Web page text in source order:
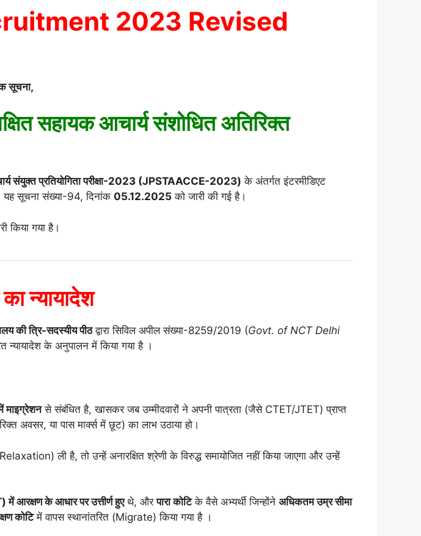
2023 Revised
सूचना,
सहायक आचार्य संशोधित अतिरिक्त
संयुक्त प्रतियोगिता परीक्षा-2023 (JPSTAACCE-2023) के अंतर्गत इंटरमीडिएट
यह सूचना संख्या-94, दिनांक 05.12.2025 को जारी की गई है।
किया गया है।
न्यायादेश
की त्रि-सदस्यीय पीठद्वारा सिविल अपील संख्या-8259/2019 (Govt. of NCT Delhi
न्यायादेश के अनुपालन में किया गया है ।
माइग्रेशनसे संबंधित है, खासकर जब उम्मीदवारों ने अपनी पात्रता (जैसे CTET/JTET) प्राप्त
अवसर, या पास मार्क्स में छूट) का लाभ उठाया हो ।
ली है, तो उन्हें अनारक्षित श्रेणी के विरुद्ध समायोजित नहीं किया जाएगा और उन्हें
आरक्षण के आधार पर उत्तीर्ण हुएथे, औरपारा कोटिके वैसे अभ्यर्थी जिन्होंने अधिकतम उम्र सीमा
कोटिमें वापस स्थानांतरित (Migrate) किया गया है ।